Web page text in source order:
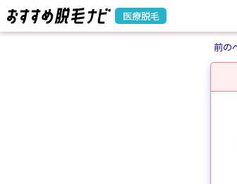
医療脱毛
前の